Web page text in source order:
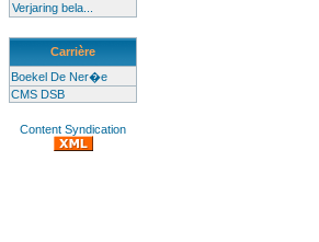
Verjaring bela...
Carrière
Boekel De Ner�e
CMS DSB
Content Syndication